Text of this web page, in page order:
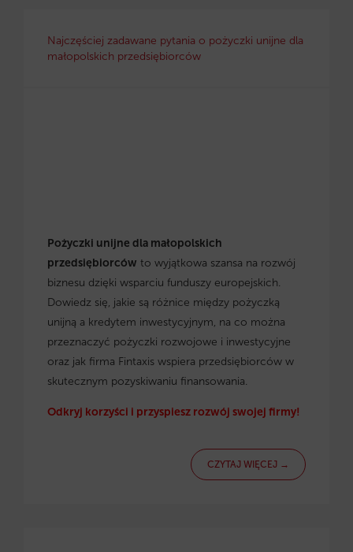
Najczęściej zadawane pytania o pożyczki unijne dla
małopolskich przedsiębiorców
Pożyczki unijne dla małopolskich
przedsiębiorców to wyjątkowa szansa na rozwój
biznesu dzięki wsparciu funduszy europejskich.
Dowiedz się, jakie są różnice między pożyczką
unijną a kredytem inwestycyjnym, na co można
przeznaczyć pożyczki rozwojowe i inwestycyjne
oraz jak firma Fintaxis wspiera przedsiębiorców w
skutecznym pozyskiwaniu finansowania.
Odkryj korzyści i przyspiesz rozwój swojej firmy!
CZYTAJ WIĘCEJ →